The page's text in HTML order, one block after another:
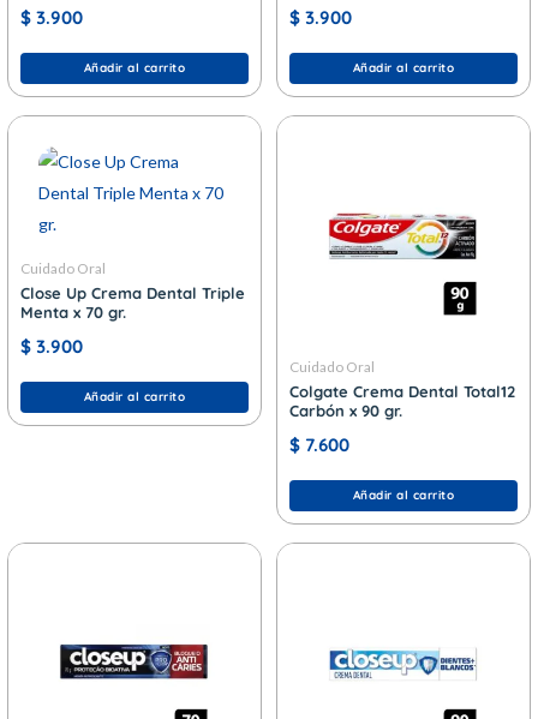
$ 3.900
Añadir al carrito
$ 3.900
Añadir al carrito
Cuidado Oral
Close Up Crema Dental Triple
Menta x 70 gr.
$ 3.900
Añadir al carrito
Cuidado Oral
Colgate Crema Dental Total12
Carbón x 90 gr.
$ 7.600
Añadir al carrito